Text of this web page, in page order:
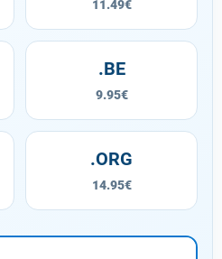
11.49€
.BE
9.95€
.ORG
14.95€